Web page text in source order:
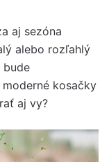
aj sezóna
alebo rozľahlý
bude
kosačky
aj vy?